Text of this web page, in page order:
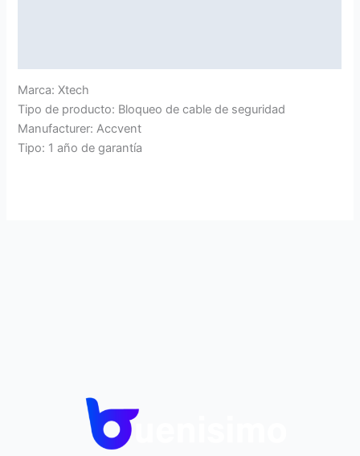
Marca: Xtech
Tipo de producto: Bloqueo de cable de seguridad
Manufacturer: Accvent
Tipo: 1 año de garantía